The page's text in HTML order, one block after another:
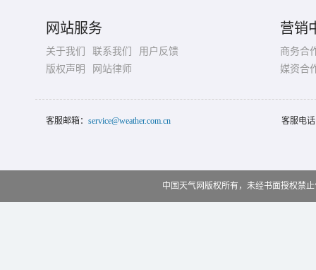
网站服务
关于我们 联系我们
用户反馈
版权声明
网站律师
营销
商务合
媒资合
客服邮箱： service@weather.com.cn 客服电
中国天气网版权所有，未经书面授权